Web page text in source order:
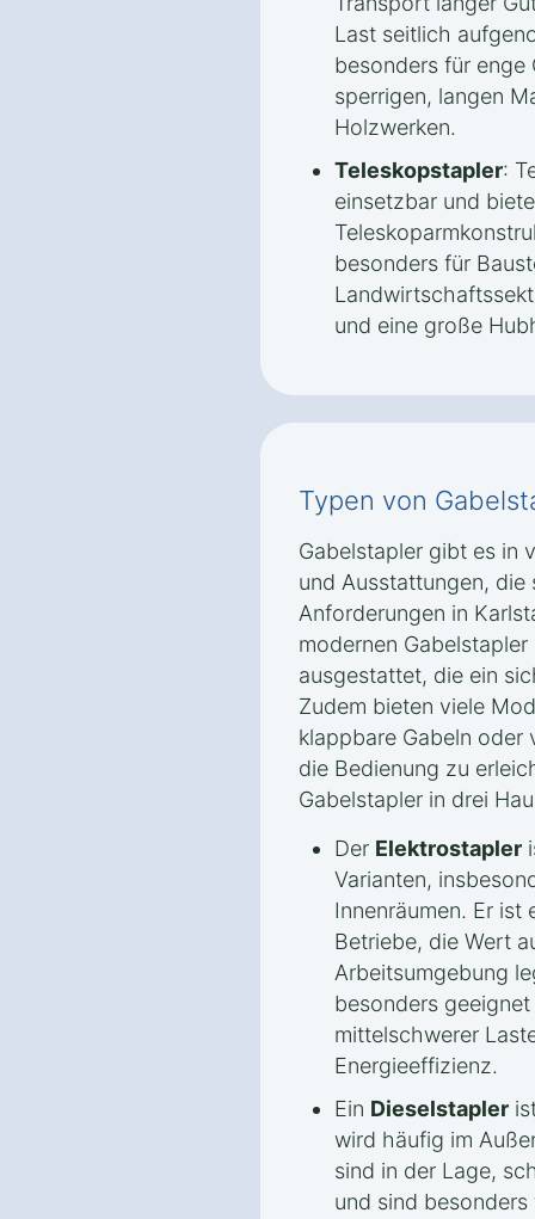
Last seitlich
besonders für enge
sperrigen, langen
Holzwerken.
Teleskopstapler:
einsetzbar und
besonders für
und eine große
Typen von
Gabelstapler gibt es in
und Ausstattungen,
Anforderungen in
modernen
ausgestattet, die ein
Zudem bieten viele
klappbare Gabeln oder
die Bedienung zu
Gabelstapler in drei
Der Elektrostapler
Varianten,
Innenräumen. Er ist
Betriebe, die Wert
Arbeitsumgebung
besonders
mittelschwerer
Energieeffizienz.
Ein Dieselstapler
wird häufig im
sind in der Lage,
und sind